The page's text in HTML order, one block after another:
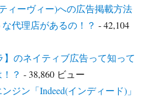
ィーヴィー)への広告掲載方法
代理店があるの！？ - 42,104
】のネイティブ広告って知って
？ - 38,860 ビュー
ジン「Indeed(インディード)」